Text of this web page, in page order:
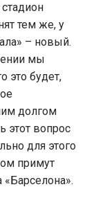
тем же, у
– новый.
мы
это будет,
долгом
этот вопрос
для этого
примут
«Барселона».